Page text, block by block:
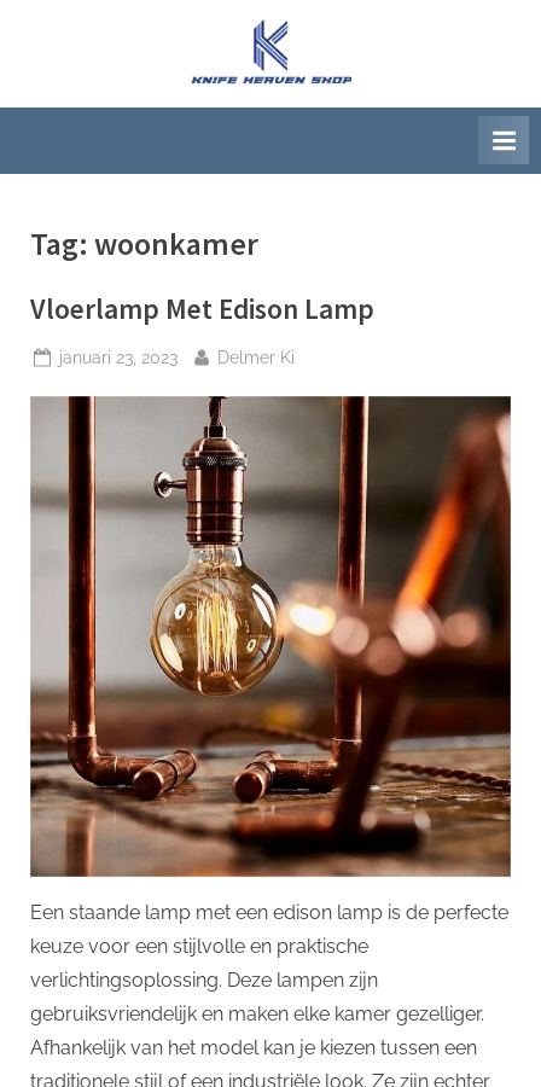
K
n
f
a
n
h
o
p
Tag: woonkamer
Vloerlamp Met Edison Lamp
Geplaatst
januari 23, 2023 Door
Delmer Ki
Een staande lamp met een edison lamp is de perfecte
keuze voor een stijlvolle en praktische
verlichtingsoplossing. Deze lampen zijn
gebruiksvriendelijk en maken elke kamer gezelliger.
Afhankelijk van het model kan je kiezen tussen een
traditionele stijl of een industriële look. Ze zijn echter